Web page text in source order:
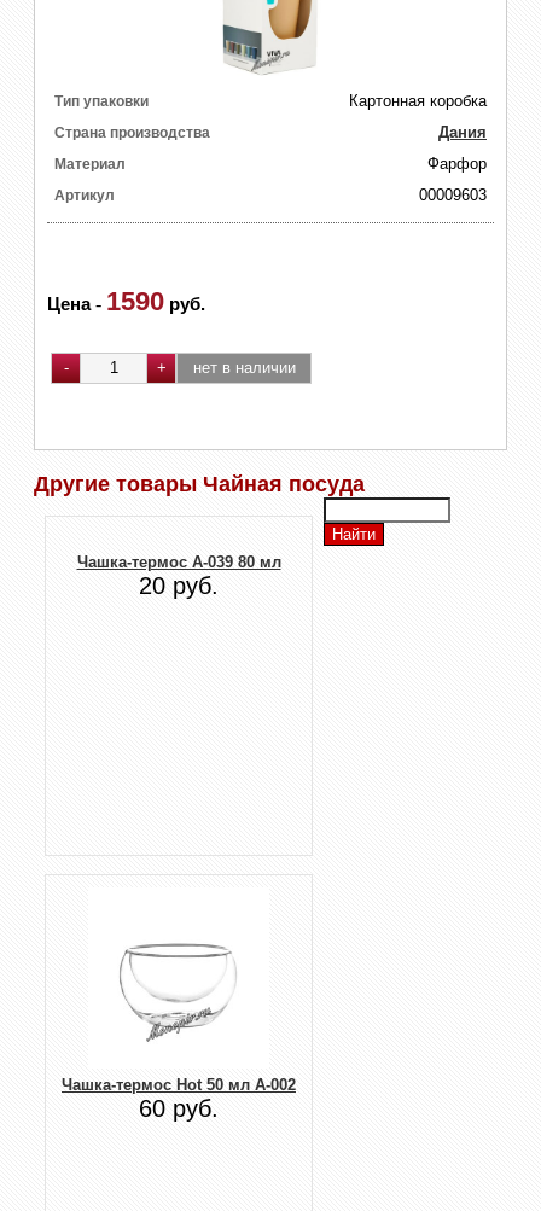
Тип упаковки Картонная коробка
Страна производства Дания
Материал Фарфор
Артикул 00009603
Цена- 1590 руб.
Другие товары Чайная посуда
Чашка-термос A-039 80 мл
20 руб.
Чашка-термос Hot 50 мл А-002
60 руб.